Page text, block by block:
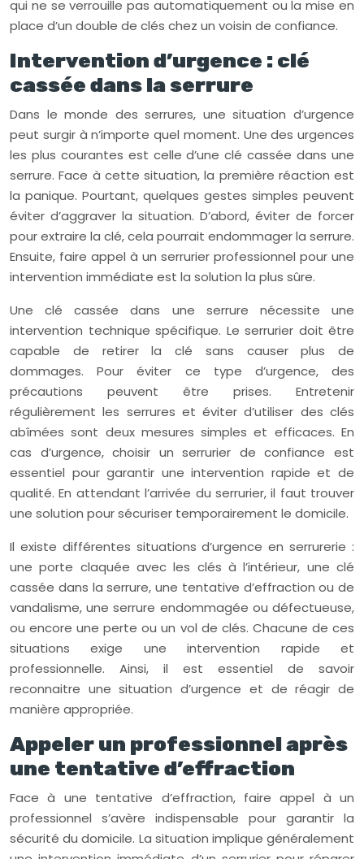
qui ne se verrouille pas automatiquement ou la mise en
place d’un double de clés chez un voisin de confiance.
Intervention d’urgence : clé
cassée dans la serrure
Dans le monde des serrures, une situation d’urgence
peut surgir à n’importe quel moment. Une des urgences
les plus courantes est celle d’une clé cassée dans une
serrure. Face à cette situation, la première réaction est
la panique. Pourtant, quelques gestes simples peuvent
éviter d’aggraver la situation. D’abord, éviter de forcer
pour extraire la clé, cela pourrait endommager la serrure.
Ensuite, faire appel à un serrurier professionnel pour une
intervention immédiate est la solution la plus sûre.
Une clé cassée dans une serrure nécessite une
intervention technique spécifique. Le serrurier doit être
capable de retirer la clé sans causer plus de
dommages. Pour éviter ce type d’urgence, des
précautions peuvent être prises. Entretenir
régulièrement les serrures et éviter d’utiliser des clés
abîmées sont deux mesures simples et efficaces. En
cas d’urgence, choisir un serrurier de confiance est
essentiel pour garantir une intervention rapide et de
qualité. En attendant l’arrivée du serrurier, il faut trouver
une solution pour sécuriser temporairement le domicile.
Il existe différentes situations d’urgence en serrurerie :
une porte claquée avec les clés à l’intérieur, une clé
cassée dans la serrure, une tentative d’effraction ou de
vandalisme, une serrure endommagée ou défectueuse,
ou encore une perte ou un vol de clés. Chacune de ces
situations exige une intervention rapide et
professionnelle. Ainsi, il est essentiel de savoir
reconnaitre une situation d’urgence et de réagir de
manière appropriée.
Appeler un professionnel après
une tentative d’effraction
Face à une tentative d’effraction, faire appel à un
professionnel s’avère indispensable pour garantir la
sécurité du domicile. La situation implique généralement